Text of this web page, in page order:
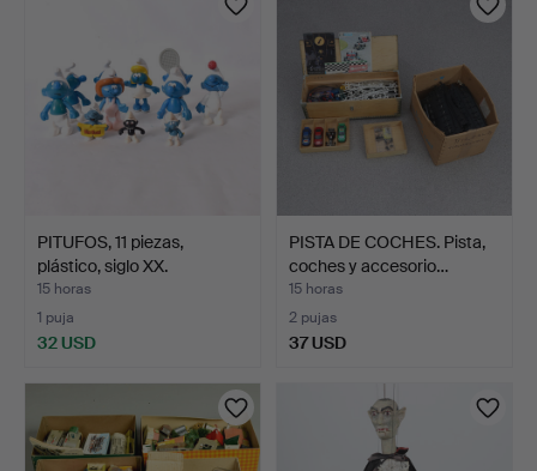
PITUFOS, 11 piezas,
plástico, siglo XX.
15 horas
1 puja
32 USD
PISTA DE COCHES. Pista,
coches y accesorio…
15 horas
2 pujas
37 USD